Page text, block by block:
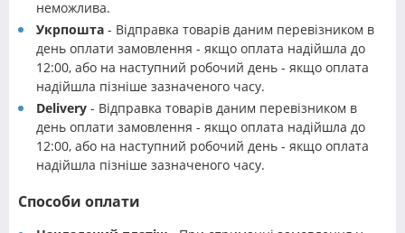
неможлива.
Укрпошта - Відправка товарів даним перевізником в
день оплати замовлення - якщо оплата надійшла до
12:00, або на наступний робочий день - якщо оплата
надійшла пізніше зазначеного часу.
Delivery - Відправка товарів даним перевізником в
день оплати замовлення - якщо оплата надійшла до
12:00, або на наступний робочий день - якщо оплата
надійшла пізніше зазначеного часу.
Способи оплати